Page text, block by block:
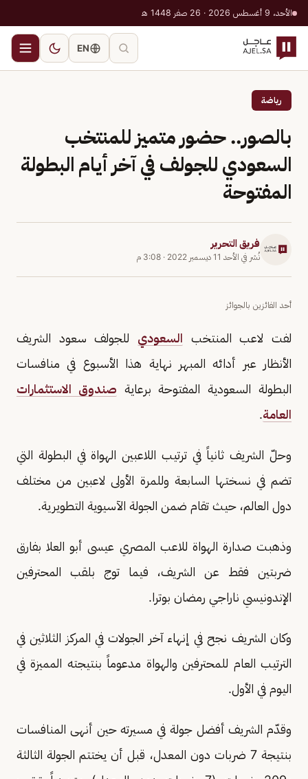
الأحد، 9 أغسطس 2026 · 26 صفر 1448 هـ
EN
رياضة
بالصور.. حضور متميز للمنتخب
السعودي للجولف في آخر أيام البطولة
المفتوحة
فريق التحرير
نُشر في الأحد 11 ديسمبر 2022 · 3:08 م
أحد الفائزين بالجوائز
لفت لاعب المنتخب السعودي للجولف سعود الشريف
الأنظار عبر أدائه المبهر نهاية هذا الأسبوع في منافسات
البطولة السعودية المفتوحة برعاية صندوق الاستثمارات
العامة.
وحلّ الشريف ثانياً في ترتيب اللاعبين الهواة في البطولة التي
تضم في نسختها السابعة وللمرة الأولى لاعبين من مختلف
دول العالم، حيث تقام ضمن الجولة الآسيوية التطويرية.
وذهبت صدارة الهواة للاعب المصري عيسى أبو العلا بفارق
ضربتين فقط عن الشريف، فيما توج بلقب المحترفين
الإندونيسي ناراجي رمضان بوترا.
وكان الشريف نجح في إنهاء آخر الجولات في المركز الثلاثين في
الترتيب العام للمحترفين والهواة مدعوماً بنتيجته المميزة في
اليوم في الأول.
وقدّم الشريف أفضل جولة في مسيرته حين أنهى المنافسات
بنتيجة 7 ضربات دون المعدل، قبل أن يختتم الجولة الثالثة